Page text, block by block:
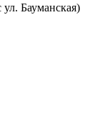
Бауманская)